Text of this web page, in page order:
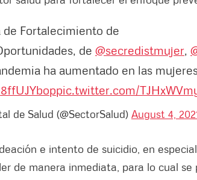
de Fortalecimiento de
de @secredistmujer,
ha aumentado en las
pic.twitter.com/
de Salud (@SectorSalud) August 4,
e intento de suicidio, en
de manera inmediata, para lo cual